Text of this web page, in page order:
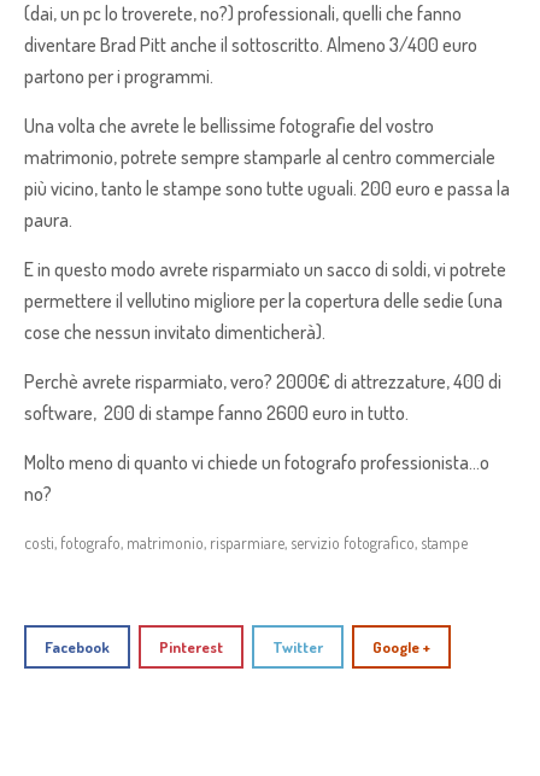
(dai, un pc lo troverete, no?) professionali, quelli che fanno
diventare Brad Pitt anche il sottoscritto. Almeno 3/400 euro
partono per i programmi.
Una volta che avrete le bellissime fotografie del vostro
matrimonio, potrete sempre stamparle al centro commerciale
più vicino, tanto le stampe sono tutte uguali. 200 euro e passa la
paura.
E in questo modo avrete risparmiato un sacco di soldi, vi potrete
permettere il vellutino migliore per la copertura delle sedie (una
cose che nessun invitato dimenticherà).
Perchè avrete risparmiato, vero? 2000€ di attrezzature, 400 di
software, 200 di stampe fanno 2600 euro in tutto.
Molto meno di quanto vi chiede un fotografo professionista…o
no?
costi, fotografo, matrimonio, risparmiare, servizio fotografico, stampe
Facebook Pinterest Twitter Google +